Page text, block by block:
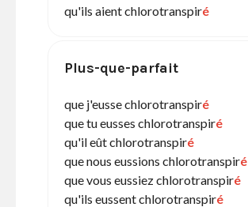
qu'ils aient chlorotranspiré
Plus-que-parfait
que j'eusse chlorotranspiré
que tu eusses chlorotranspiré
qu'il eût chlorotranspiré
que nous eussions chlorotranspiré
que vous eussiez chlorotranspiré
qu'ils eussent chlorotranspiré